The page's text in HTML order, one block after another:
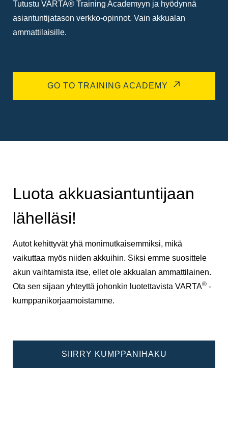
Tutustu VARTA® Training Academyyn ja hyödynnä
asiantuntijatason verkko-opinnot. Vain akkualan
ammattilaisille.
GO TO TRAINING ACADEMY
Luota akkuasiantuntijaan
lähelläsi!
Autot kehittyvät yhä monimutkaisemmiksi, mikä
vaikuttaa myös niiden akkuihin. Siksi emme suosittele
akun vaihtamista itse, ellet ole akkualan ammattilainen.
Ota sen sijaan yhteyttä johonkin luotettavista VARTA® -
kumppanikorjaamoistamme.
SIIRRY KUMPPANIHAKU